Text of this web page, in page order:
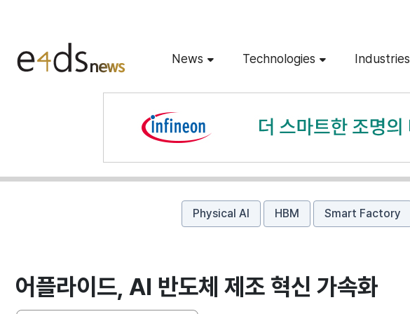
News Technologies Industries
Physical AI HBM Smart Factory
어플라이드, AI 반도체 제조 혁신 가속화